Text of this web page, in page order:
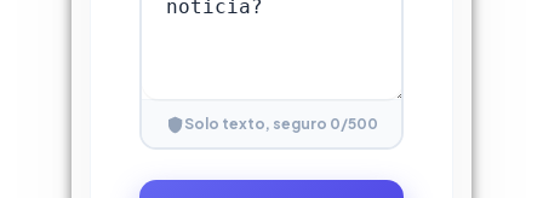
Solo texto, seguro 0/500